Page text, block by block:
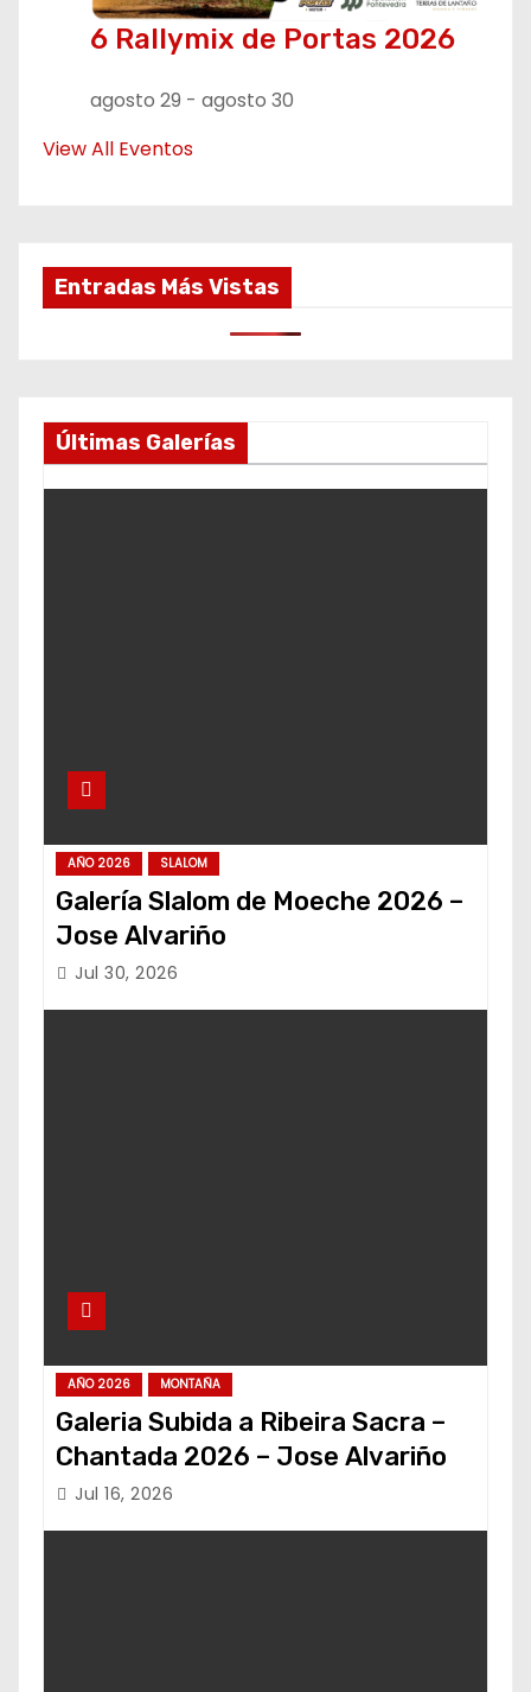
6 Rallymix de Portas 2026
agosto 29 - agosto 30
View All Eventos
Entradas Más Vistas
Últimas Galerías
AÑO 2026 SLALOM
Galería Slalom de Moeche 2026 –
Jose Alvariño
Jul 30, 2026
AÑO 2026 MONTAÑA
Galeria Subida a Ribeira Sacra –
Chantada 2026 – Jose Alvariño
Jul 16, 2026